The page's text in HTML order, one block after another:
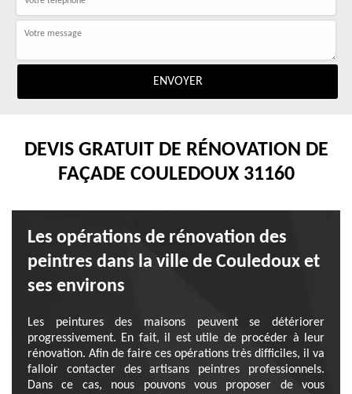
DEVIS GRATUIT DE RÉNOVATION DE
FAÇADE COULEDOUX 31160
Les opérations de rénovation des
peintres dans la ville de Couledoux et
ses environs
Les peintures des maisons peuvent se détériorer
progressivement. En fait, il est utile de procéder à leur
rénovation. Afin de faire ces opérations très difficiles, il va
falloir contacter des artisans peintres professionnels.
Dans ce cas, nous pouvons vous proposer de vous